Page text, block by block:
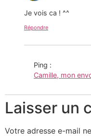
Je vois ca ! ^^
Répondre
Ping :
Camille, mon
Laisser un
Votre adresse e-mail